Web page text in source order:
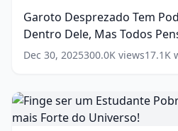
Mágico
Infinito
Dentro
Dele,
Todos
Pensam
que
Garoto Desprezado Tem
Dentro Dele, Mas Todos
Fraco
15words)
Dec 30, 2025300.0K views17.1K
Finge
ser
um